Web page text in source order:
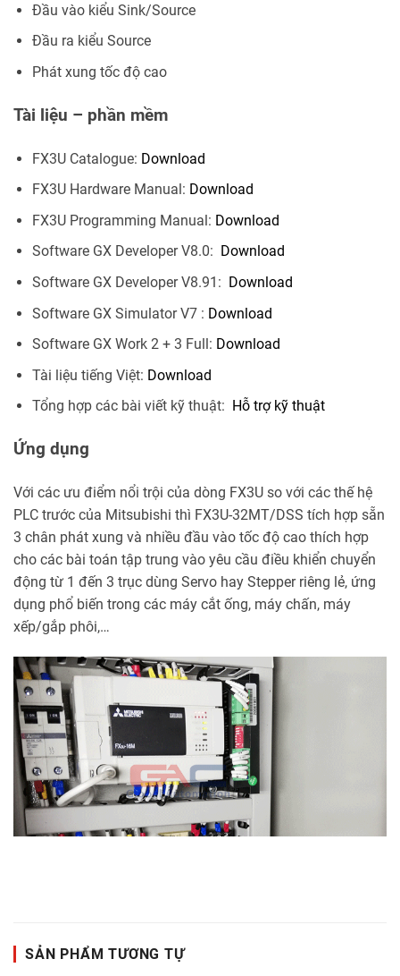
Đầu vào kiểu Sink/Source
Đầu ra kiểu Source
Phát xung tốc độ cao
Tài liệu – phần mềm
FX3U Catalogue: Download
FX3U Hardware Manual: Download
FX3U Programming Manual: Download
Software GX Developer V8.0: Download
Software GX Developer V8.91: Download
Software GX Simulator V7 : Download
Software GX Work 2 + 3 Full: Download
Tài liệu tiếng Việt: Download
Tổng hợp các bài viết kỹ thuật: Hỗ trợ kỹ thuật
Ứng dụng
Với các ưu điểm nổi trội của dòng FX3U so với các thế hệ
PLC trước của Mitsubishi thì FX3U-32MT/DSS tích hợp sẵn
3 chân phát xung và nhiều đầu vào tốc độ cao thích hợp
cho các bài toán tập trung vào yêu cầu điều khiển chuyển
động từ 1 đến 3 trục dùng Servo hay Stepper riêng lẻ, ứng
dụng phổ biến trong các máy cắt ống, máy chấn, máy
xếp/gắp phôi,…
SẢN PHẨM TƯƠNG TỰ